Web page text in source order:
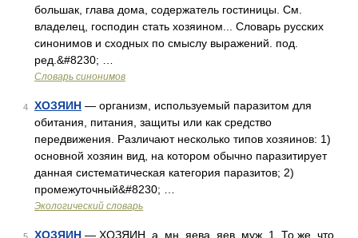
большак, глава дома, содержатель гостиницы. См.
владелец, господин стать хозяином... Словарь русских
синонимов и сходных по смыслу выражений. под.
ред.&#8230; …
Словарь синонимов
4 ХОЗЯИН — организм, используемый паразитом для
обитания, питания, защиты или как средство
передвижения. Различают несколько типов хозяинов: 1)
основной хозяин вид, на котором обычно паразитирует
данная систематическая категория паразитов; 2)
промежуточный&#8230; …
Экологический словарь
ХОЗЯИН — ХОЗЯИН, а, мн. яева, яев, муж. 1. То же, что